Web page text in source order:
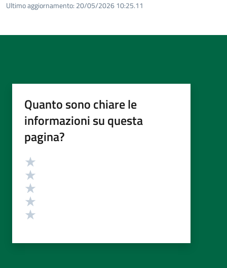
Ultimo aggiornamento: 20/05/2026 10:25.11
Quanto sono chiare le
informazioni su questa
pagina?
Valutazione